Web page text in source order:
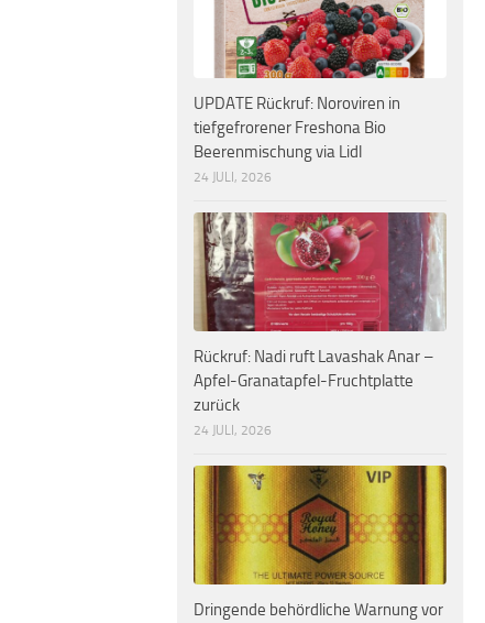
UPDATE Rückruf: Noroviren in
tiefgefrorener Freshona Bio
Beerenmischung via Lidl
24 JULI, 2026
Rückruf: Nadi ruft Lavashak Anar –
Apfel-Granatapfel-Fruchtplatte
zurück
24 JULI, 2026
Dringende behördliche Warnung vor